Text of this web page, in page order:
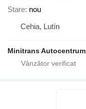
Stare nou
Cehia, Lutín
Minitrans Autocentrum